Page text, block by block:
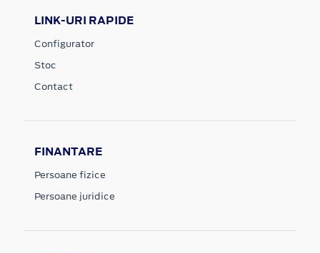
LINK-URI RAPIDE
Configurator
Stoc
Contact
FINANTARE
Persoane fizice
Persoane juridice